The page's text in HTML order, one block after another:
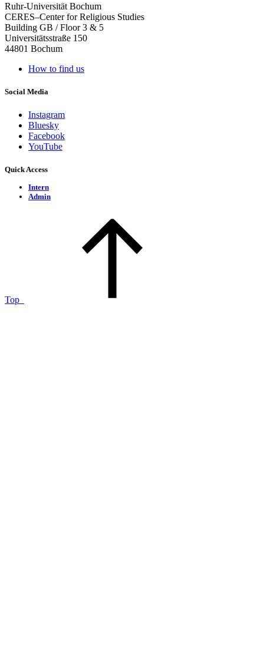
Ruhr-Universität Bochum
CERES–Center for Religious Studies
Building GB / Floor 3 & 5
Universitätsstraße 150
44801 Bochum
How to find us
Social Media
Instagram
Bluesky
Facebook
YouTube
Quick Access
Intern
Admin
Top